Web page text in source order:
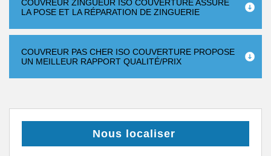
COUVREUR ZINGUEUR ISO COUVERTURE ASSURE
LA POSE ET LA RÉPARATION DE ZINGUERIE
COUVREUR PAS CHER ISO COUVERTURE PROPOSE
UN MEILLEUR RAPPORT QUALITÉ/PRIX
Nous localiser